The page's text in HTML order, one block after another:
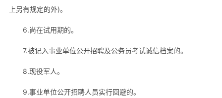
上另有规定的外)。
6.尚在试用期的。
7.被记入事业单位公开招聘及公务员考试诚信档案的。
8.现役军人。
9.事业单位公开招聘人员实行回避的。